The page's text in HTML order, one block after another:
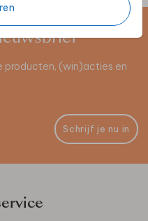
producten, (win)acties en
Schrijf je nu in